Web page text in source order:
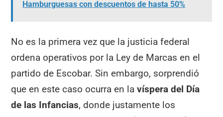
Hamburguesas con descuentos de hasta 50%
No es la primera vez que la justicia federal
ordena operativos por la Ley de Marcas en el
partido de Escobar. Sin embargo, sorprendió
que en este caso ocurra en lavíspera del Día
de las Infancias, donde justamente los